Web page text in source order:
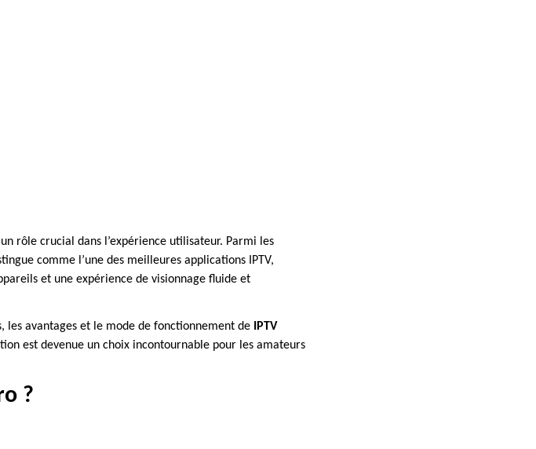
rôle crucial dans l’expérience utilisateur. Parmi les
comme l’une des meilleures applications IPTV,
et une expérience de visionnage fluide et
les avantages et le mode de fonctionnement de
IPTV
est devenue un choix incontournable pour les amateurs
?